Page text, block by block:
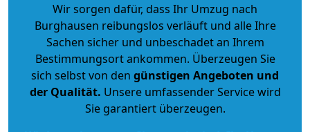
Wir sorgen dafür, dass Ihr Umzug nach
Burghausen reibungslos verläuft und alle Ihre
Sachen sicher und unbeschadet an Ihrem
Bestimmungsort ankommen. Überzeugen Sie
sich selbst von den günstigen Angeboten und
der Qualität. Unsere umfassender Service wird
Sie garantiert überzeugen.